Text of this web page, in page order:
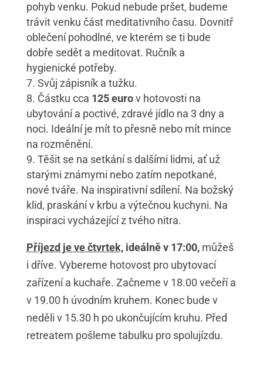
pohyb venku. Pokud nebude pršet, budeme
trávit venku část meditativního času. Dovnitř
oblečení pohodlné, ve kterém se ti bude
dobře sedět a meditovat. Ručník a
hygienické potřeby.
Svůj zápisník a tužku.
Částku cca 125 eurov hotovosti na
ubytování a poctivé, zdravé jídlo na 3 dny a
noci. Ideální je mít to přesně nebo mít mince
na rozměnění.
Těšit se na setkání s dalšími lidmi, ať už
starými známymi nebo zatím nepotkané,
nové tváře. Na inspirativní sdílení. Na božský
klid, praskání v krbu a výtečnou kuchyni. Na
inspiraci vycházející z tvého nitra.
Příjezd je ve čtvrtek,ideálně v 17:00, můžeš
i dříve. Vybereme hotovost pro ubytovací
zařízení a kuchaře. Začneme v 18.00 večeří a
v 19.00 h úvodním kruhem. Konec bude v
neděli v 15.30 h po ukončujícím kruhu. Před
retreatem pošleme tabulku pro spolujízdu.